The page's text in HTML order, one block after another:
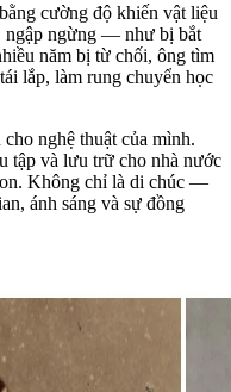
cường độ khiến vật liệu
ngập ngừng — như bị bắt
năm bị từ chối, ông tìm
lắp, làm rung chuyển học
nghệ thuật của mình.
tập và lưu trữ cho nhà nước
Không chỉ là di chúc —
ánh sáng và sự đồng